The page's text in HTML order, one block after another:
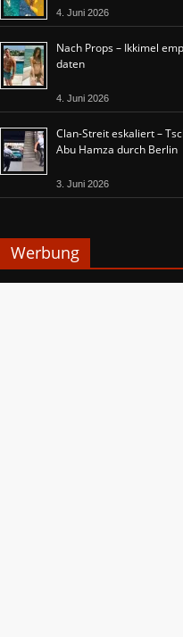
4. Juni 2026
Nach Props – Ikkimel
daten
4. Juni 2026
Clan-Streit eskaliert –
Abu Hamza durch Berlin
3. Juni 2026
Werbung